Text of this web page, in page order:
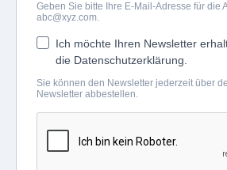
Geben Sie bitte Ihre E-Mail-Adresse für die
abc@xyz.com.
Ich möchte Ihren Newsletter
die Datenschutzerklärung.
Sie können den Newsletter jederzeit über
Newsletter abbestellen.